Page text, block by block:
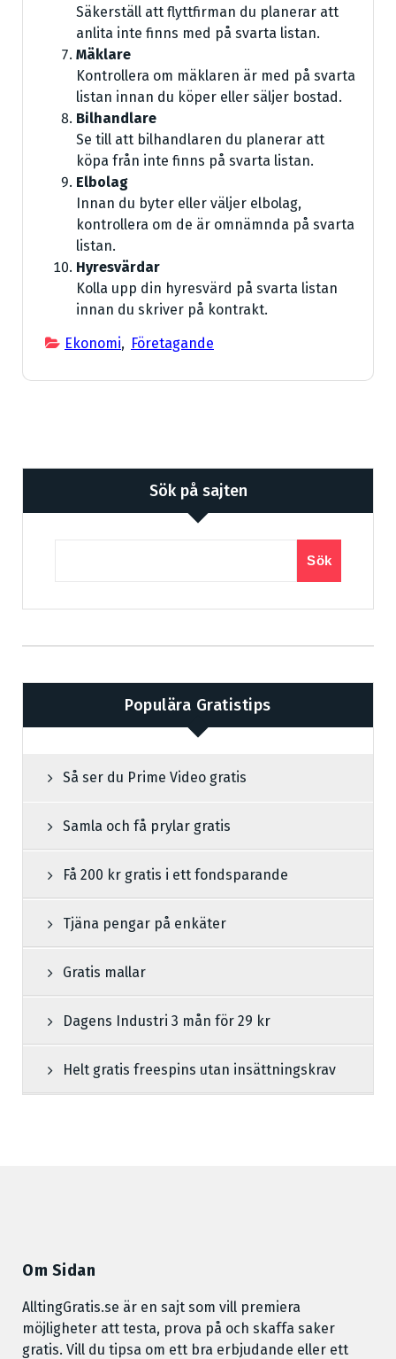
Säkerställ att flyttfirman du planerar att
anlita inte finns med på svarta listan.
Mäklare
Kontrollera om mäklaren är med på svarta
listan innan du köper eller säljer bostad.
Bilhandlare
Se till att bilhandlaren du planerar att
köpa från inte finns på svarta listan.
Elbolag
Innan du byter eller väljer elbolag,
kontrollera om de är omnämnda på svarta
listan.
Hyresvärdar
Kolla upp din hyresvärd på svarta listan
innan du skriver på kontrakt.
Ekonomi, Företagande
Sök på sajten
Sök
Populära Gratistips
Så ser du Prime Video gratis
Samla och få prylar gratis
Få 200 kr gratis i ett fondsparande
Tjäna pengar på enkäter
Gratis mallar
Dagens Industri 3 mån för 29 kr
Helt gratis freespins utan insättningskrav
Om Sidan
AlltingGratis.se är en sajt som vill premiera
möjligheter att testa, prova på och skaffa saker
gratis. Vill du tipsa om ett bra erbjudande eller ett